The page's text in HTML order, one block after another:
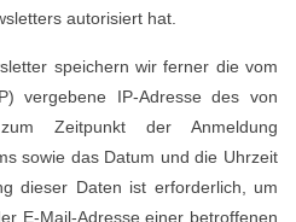
autorisiert hat.
speichern wir ferner die vom
vergebene IP-Adresse des von
Zeitpunkt der Anmeldung
sowie das Datum und die Uhrzeit
dieser Daten ist erforderlich, um
E-Mail-Adresse einer betroffenen